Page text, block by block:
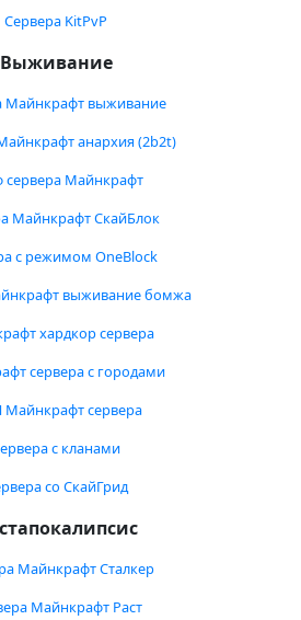
Сервера KitPvP
Выживание
Майнкрафт выживание
анархия (2b2t)
сервера Майнкрафт
Майнкрафт СкайБлок
с режимом OneBlock
выживание бомжа
хардкор сервера
сервера с городами
сервера
с кланами
со СкайГрид
Майнкрафт Сталкер
Майнкрафт Раст